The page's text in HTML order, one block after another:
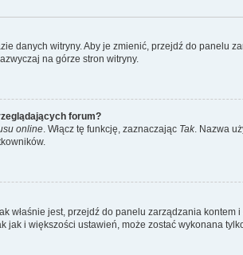
danych witryny. Aby je zmienić, przejdź do panelu
na górze stron witryny.
forum?
online. Włącz tę funkcję, zaznaczając Tak. Nazwa
jest, przejdź do panelu zarządzania kontem
i większości ustawień, może zostać wykonana